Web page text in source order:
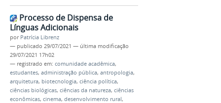
Processo de Dispensa de
Línguas Adicionais
por Patrícia Librenz
— publicado 29/07/2021 — última modificação
29/07/2021 17h02
— registrado em: comunidade acadêmica,
estudantes, administração pública, antropologia,
arquitetura, biotecnologia, ciência política,
ciências biológicas, ciências da natureza, ciências
econômicas, cinema, desenvolvimento rural,